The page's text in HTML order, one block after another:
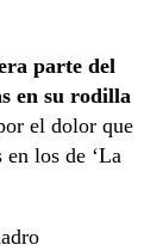
parte del
en su rodilla
el dolor que
en los de ‘La